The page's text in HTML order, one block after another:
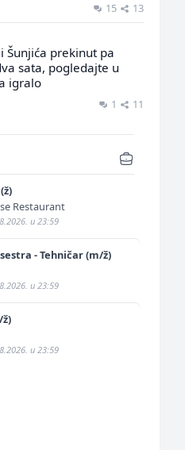
15 13
Šunjića prekinut pa
sata, pogledajte u
igralo
1 11
Restaurant
u 23:59
- Tehničar (m/ž)
u 23:59
u 23:59